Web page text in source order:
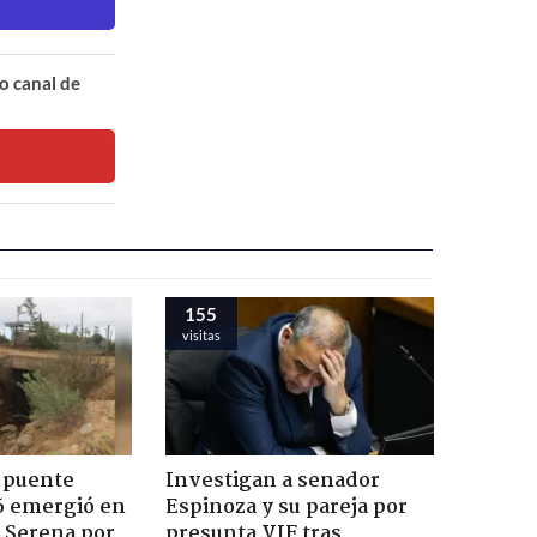
canal de
emergió en
155
visitas
Investigan a senador
Espinoza y su pareja por